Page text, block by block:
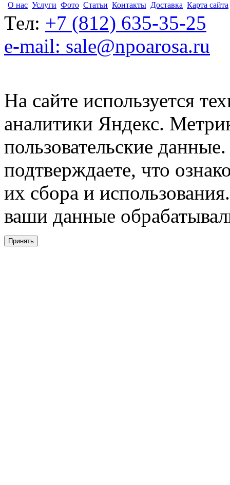
О нас Услуги Фото Статьи Контакты Доставка Карта сайта
Тел: +7 (812) 635-35-25
e-mail: sale@npoarosa.ru
На сайте используется
аналитики Яндекс.
пользовательские
подтверждаете, что
их сбора и
ваши данные
Принять